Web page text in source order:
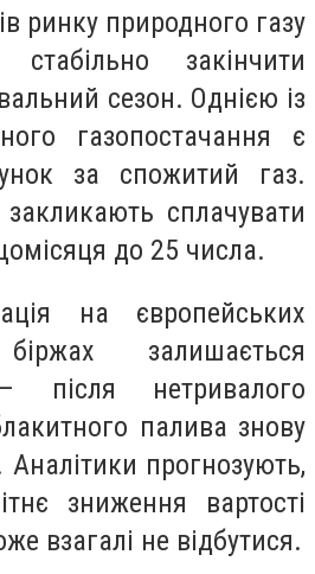
ринку природного газу
закінчити
сезон. Однією із
газопостачання є
за спожитий газ.
сплачувати
до 25 числа.
на європейських
залишається
після нетривалого
палива знову
Аналітики прогнозують,
зниження вартості
взагалі не відбутися.